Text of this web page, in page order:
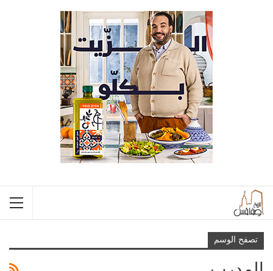
تصفح الوسم